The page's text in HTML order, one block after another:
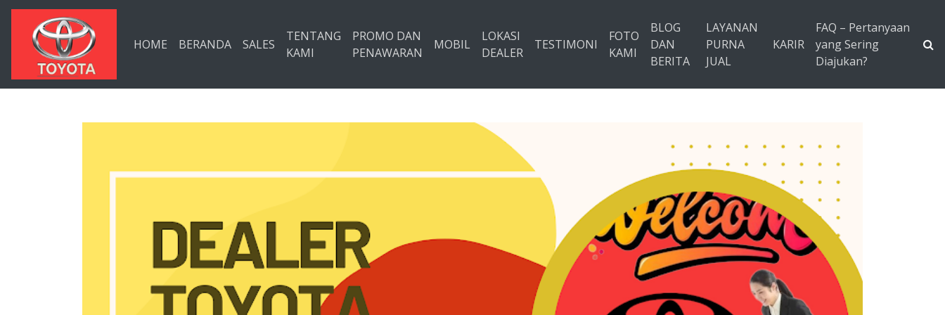
Langsung ke konten utama
HOME BERANDA SALES
TENTANG
KAMI
PROMO DAN
PENAWARAN
MOBIL
LOKASI
DEALER
TESTIMONI
FOTO
KAMI
BLOG
DAN
BERITA
LAYANAN
PURNA
JUAL
KARIR
FAQ – Pertanyaan
yang Sering
Diajukan?